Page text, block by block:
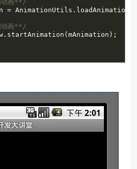
动画**/
= AnimationUtils.loadAnimation(
动画**/